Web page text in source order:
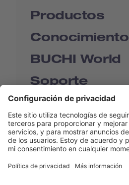
Productos
Conocimiento
BUCHI World
Soporte
Shop
Contact us